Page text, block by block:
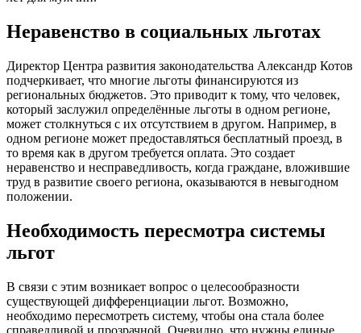
Неравенство в социальных льготах
Директор Центра развития законодательства Александр Котов
подчеркивает, что многие льготы финансируются из
региональных бюджетов. Это приводит к тому, что человек,
который заслужил определённые льготы в одном регионе,
может столкнуться с их отсутствием в другом. Например, в
одном регионе может предоставляться бесплатный проезд, в
то время как в другом требуется оплата. Это создает
неравенство и несправедливость, когда граждане, вложившие
труд в развитие своего региона, оказываются в невыгодном
положении.
Необходимость пересмотра системы
льгот
В связи с этим возникает вопрос о целесообразности
существующей дифференциации льгот. Возможно,
необходимо пересмотреть систему, чтобы она стала более
справедливой и прозрачной. Очевидно, что нужны единые